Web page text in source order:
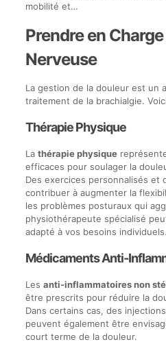
mobilité et…
Prendre en
Nerveuse
La gestion de la douleur est un
traitement de la brachialgie.
Thérapie Physique
La thérapie physique
efficaces pour soulager la
Des exercices personnalisés et
contribuer à augmenter la
les problèmes posturaux qui
physiothérapeute spécialisé
adapté à vos besoins individuels.
Médicaments Anti-
Les anti-inflammatoires non
être prescrits pour réduire la
Dans certains cas, des
peuvent également être
court terme de la douleur.